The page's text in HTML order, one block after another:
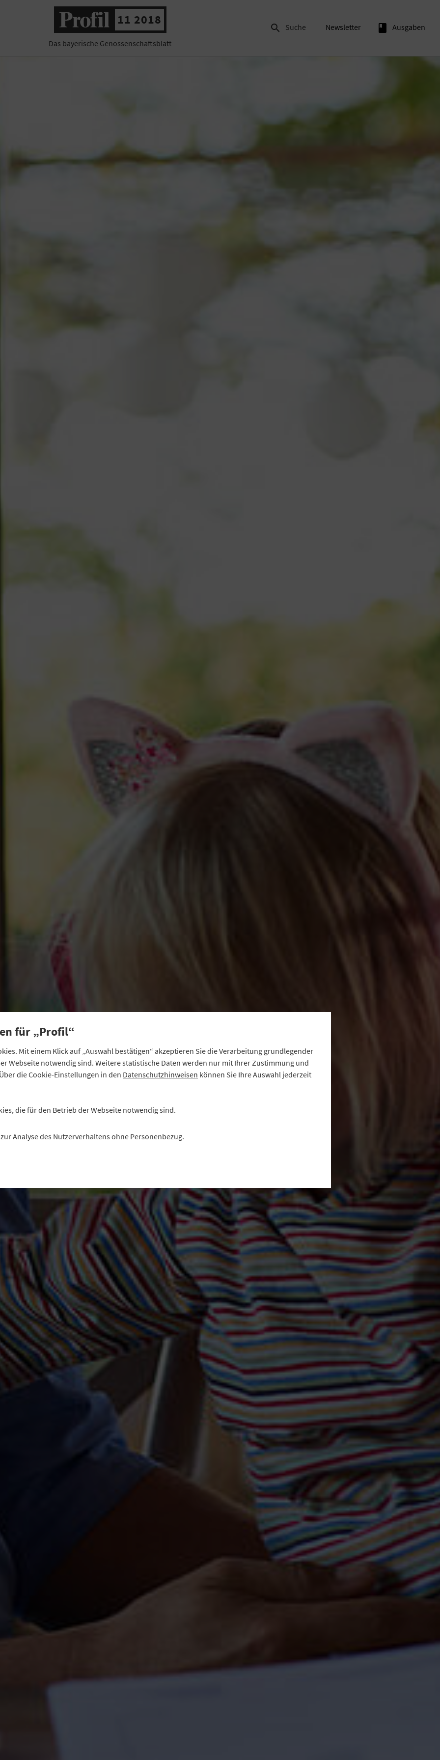
11 2018
Das bayerische Genossenschaftsblatt
 Suche Newsletter book Ausgaben
für „Profil“
Mit einem Klick auf „Auswahl bestätigen“ akzeptieren Sie die Verarbeitung grundlegender
Webseite notwendig sind. Weitere statistische Daten werden nur mit Ihrer Zustimmung und
die Cookie-Einstellungen in den Datenschutzhinweisen können Sie Ihre Auswahl jederzeit
die für den Betrieb der Webseite notwendig sind.
Analyse des Nutzerverhaltens ohne Personenbezug.